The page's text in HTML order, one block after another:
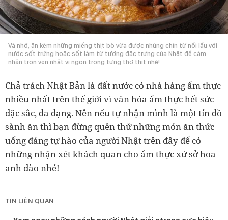
Và nhớ, ăn kèm những miếng thịt bò vừa được nhúng chín từ nồi lẩu với
nước sốt trứng hoặc sốt làm từ tương đặc trưng của Nhật để cảm
nhận trọn vẹn nhất vị ngon trong từng thớ thịt nhé!
Chả trách Nhật Bản là đất nước có nhà hàng ẩm thực
nhiều nhất trên thế giới vì văn hóa ẩm thực hết sức
đặc sắc, đa dạng. Nên nếu tự nhận mình là một tín đồ
sành ăn thì bạn đừng quên thử những món ăn thức
uống đáng tự hào của người Nhật trên đây để có
những nhận xét khách quan cho ẩm thực xứ sở hoa
anh đào nhé!
TIN LIÊN QUAN